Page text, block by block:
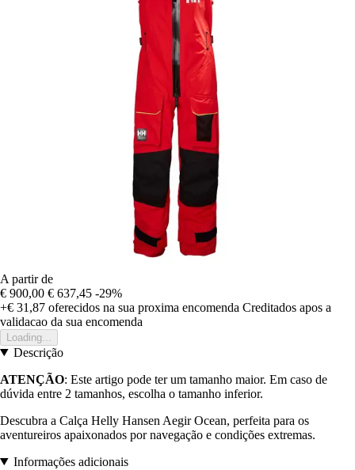
A partir de
€ 900,00 € 637,45 -29%
+€ 31,87 oferecidos na sua proxima encomenda Creditados apos a
validacao da sua encomenda
Loading...
Descrição
ATENÇÃO: Este artigo pode ter um tamanho maior. Em caso de
dúvida entre 2 tamanhos, escolha o tamanho inferior.
Descubra a Calça Helly Hansen Aegir Ocean, perfeita para os
aventureiros apaixonados por navegação e condições extremas.
Informações adicionais